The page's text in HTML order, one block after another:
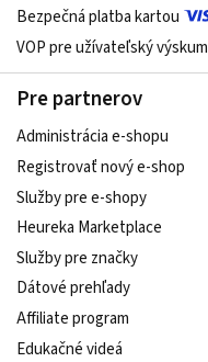
Bezpečná platba kartou
VOP pre užívateľský výskum
Pre partnerov
Administrácia e-shopu
Registrovať nový e-shop
Služby pre e‑shopy
Heureka Marketplace
Služby pre značky
Dátové prehľady
Affiliate program
Edukačné videá